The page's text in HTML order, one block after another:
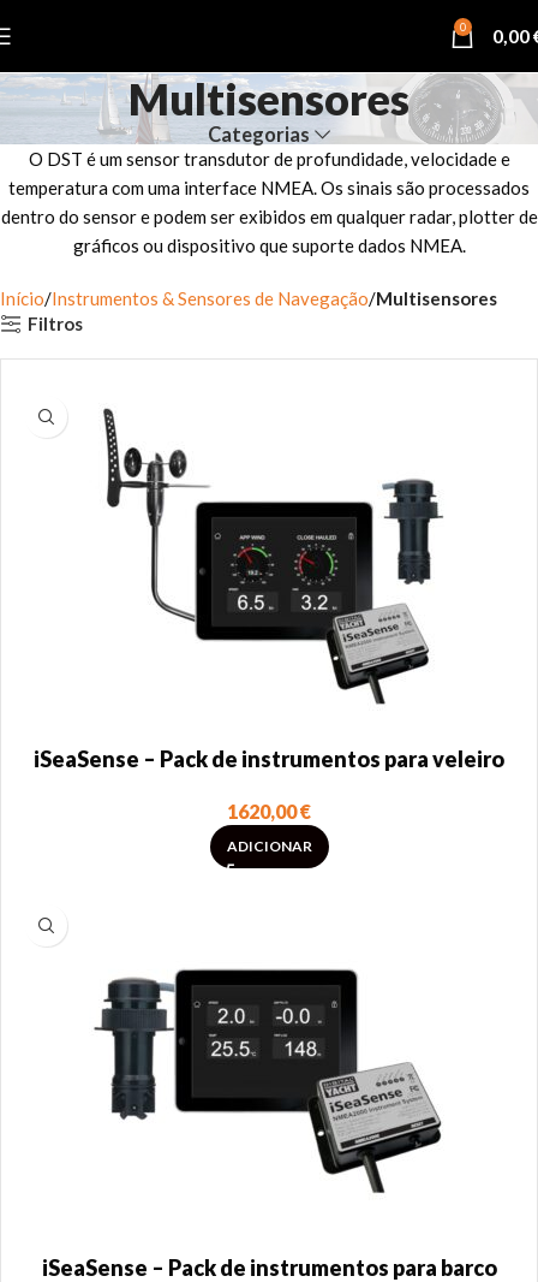
0 0,00
Multisensores
Categorias
O DST é um sensor transdutor de profundidade, velocidade e
temperatura com uma interface NMEA. Os sinais são processados
dentro do sensor e podem ser exibidos em qualquer radar, plotter de
gráficos ou dispositivo que suporte dados NMEA.
Início Instrumentos & Sensores de Navegação Multisensores
Filtros
iSeaSense – Pack de instrumentos para veleiro
1620,00€
ADICIONAR
iSeaSense – Pack de instrumentos para barco